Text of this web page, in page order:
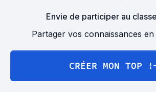
Envie de participer au
Partager vos connaissances
CRÉER MON TOP !